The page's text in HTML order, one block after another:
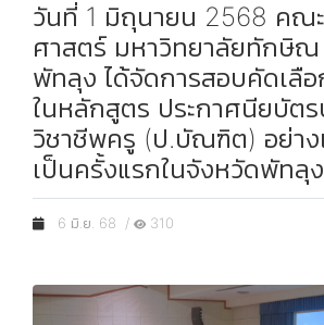
วันที่ 1 มิถุนายน 2568 คณ
ศาสตร์ มหาวิทยาลัยทักษิณ
พัทลุง ได้จัดการสอบคัดเลือ
ในหลักสูตร ประกาศนียบัต
วิชาชีพครู (ป.บัณฑิต) อย่าง
เป็นครั้งแรกในจังหวัดพัทลุง
6 มิ.ย. 68 / 310